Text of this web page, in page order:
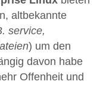
altbekannte
service,
) um den
davon habe
Offenheit und